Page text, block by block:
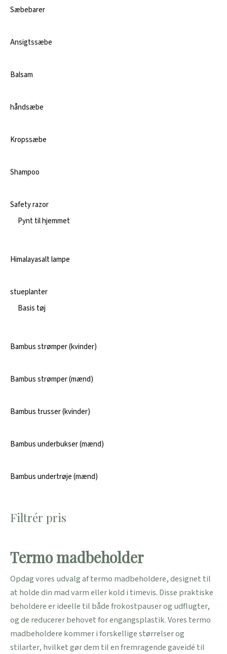
Sæbebarer
Ansigtssæbe
Balsam
håndsæbe
Kropssæbe
Shampoo
Safety razor
Pynt til hjemmet
Himalayasalt lampe
stueplanter
Basis tøj
Bambus strømper (kvinder)
Bambus strømper (mænd)
Bambus trusser (kvinder)
Bambus underbukser (mænd)
Bambus undertrøje (mænd)
Filtrér pris
Termo madbeholder
Opdag vores udvalg af termo madbeholdere, designet til
at holde din mad varm eller kold i timevis. Disse praktiske
beholdere er ideelle til både frokostpauser og udflugter,
og de reducerer behovet for engangsplastik. Vores termo
madbeholdere kommer i forskellige størrelser og
stilarter, hvilket gør dem til en fremragende gaveidé til